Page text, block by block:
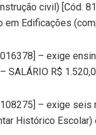
civil) [Cód.
Edificações
– exige
SALÁRIO R$
– exige
Histórico